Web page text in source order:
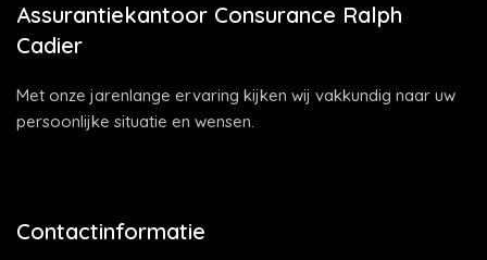
Assurantiekantoor Consurance Ralph
Cadier
Met onze jarenlange ervaring kijken wij vakkundig naar uw
persoonlijke situatie en wensen.
Contactinformatie